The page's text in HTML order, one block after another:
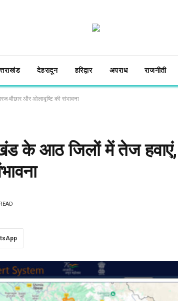
देहरादून हरिद्वार अपराध राजनीती
बौछार और ओलावृष्टि की संभावना
के आठ जिलों में तेज हवाएं,